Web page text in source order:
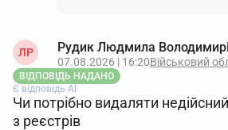
ЛР Рудик Людмила
07.08.2026 | 16:20Військовий
ВІДПОВІДЬ НАДАНО
Є відповідь АІ
Чи потрібно видаляти
з реєстрів